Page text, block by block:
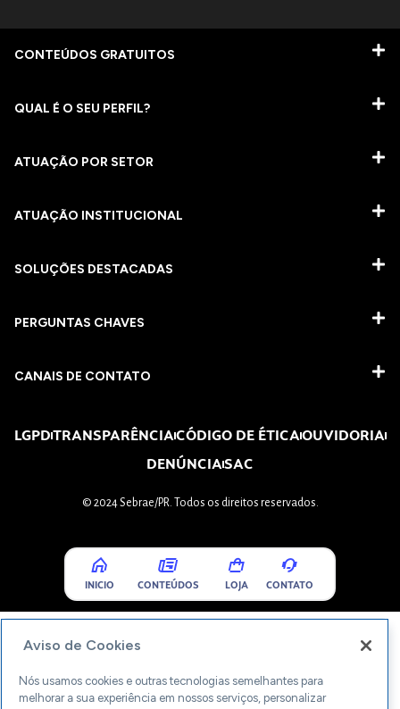
CONTEÚDOS GRATUITOS
QUAL É O SEU PERFIL?
ATUAÇÃO POR SETOR
ATUAÇÃO INSTITUCIONAL
SOLUÇÕES DESTACADAS
PERGUNTAS CHAVES​
CANAIS DE CONTATO
LGPDTRANSPARÊNCIACÓDIGO DE ÉTICAOUVIDORIA
DENÚNCIASAC
© 2024 Sebrae/PR. Todos os direitos reservados.
INICIO CONTEÚDOS LOJA CONTATO
Aviso de Cookies
Nós usamos cookies e outras tecnologias semelhantes para
melhorar a sua experiência em nossos serviços, personalizar